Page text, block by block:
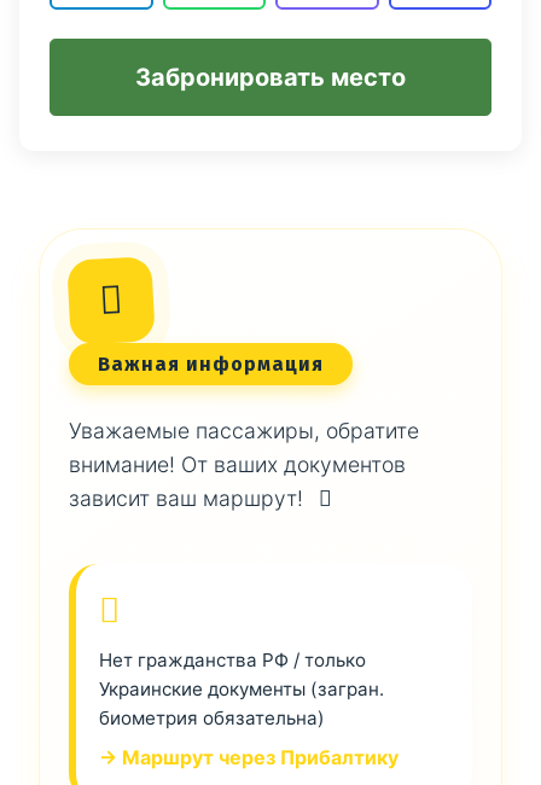
Забронировать место
Важная информация
Уважаемые пассажиры, обратите
внимание! От ваших документов
зависит ваш маршрут!
Нет гражданства РФ / только
Украинские документы (загран.
биометрия обязательна)
→ Маршрут через Прибалтику